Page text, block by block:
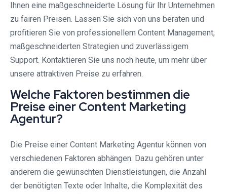
Ihnen eine maßgeschneiderte Lösung für Ihr Unternehmen
zu fairen Preisen. Lassen Sie sich von uns beraten und
profitieren Sie von professionellem Content Management,
maßgeschneiderten Strategien und zuverlässigem
Support. Kontaktieren Sie uns noch heute, um mehr über
unsere attraktiven Preise zu erfahren.
Welche Faktoren bestimmen die
Preise einer Content Marketing
Agentur?
Die Preise einer Content Marketing Agentur können von
verschiedenen Faktoren abhängen. Dazu gehören unter
anderem die gewünschten Dienstleistungen, die Anzahl
der benötigten Texte oder Inhalte, die Komplexität des